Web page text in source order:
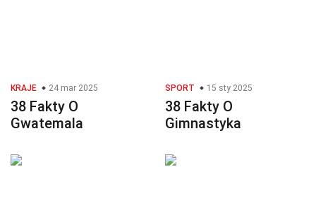
KRAJE 24 mar 2025
38 Fakty O
Gwatemala
SPORT 15 sty 2025
38 Fakty O
Gimnastyka